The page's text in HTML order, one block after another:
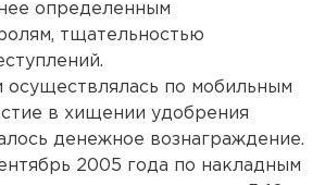
определенным
тщательностью
осуществлялась по мобильным
в хищении удобрения
денежное вознаграждение.
2005 года по накладным